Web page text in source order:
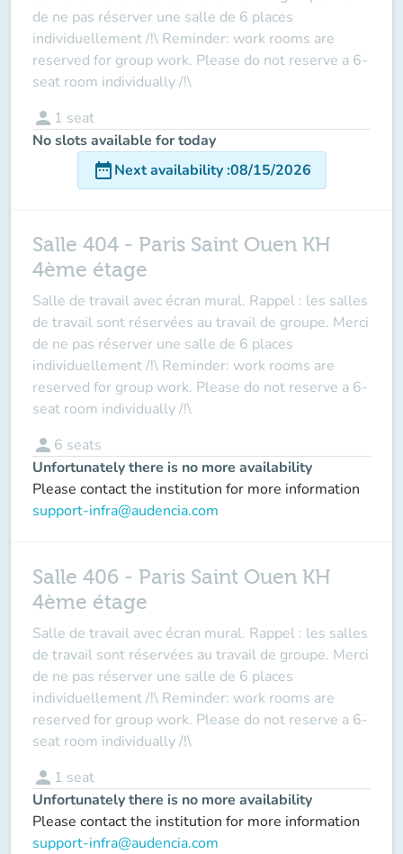
de ne pas réserver une salle de 6 places
individuellement /!\ Reminder: work rooms are
reserved for group work. Please do not reserve a 6-
seat room individually /!\
person 1 seat
No slots available for today
date_rangeNext availability:08/15/2026
Salle 404 - Paris Saint Ouen KH
4ème étage
Salle de travail avec écran mural. Rappel : les salles
de travail sont réservées au travail de groupe. Merci
de ne pas réserver une salle de 6 places
individuellement /!\ Reminder: work rooms are
reserved for group work. Please do not reserve a 6-
seat room individually /!\
person 6 seats
Unfortunately there is no more availability
Please contact the institution for more information
support-infra@audencia.com
Salle 406 - Paris Saint Ouen KH
4ème étage
Salle de travail avec écran mural. Rappel : les salles
de travail sont réservées au travail de groupe. Merci
de ne pas réserver une salle de 6 places
individuellement /!\ Reminder: work rooms are
reserved for group work. Please do not reserve a 6-
seat room individually /!\
person 1 seat
Unfortunately there is no more availability
Please contact the institution for more information
support-infra@audencia.com